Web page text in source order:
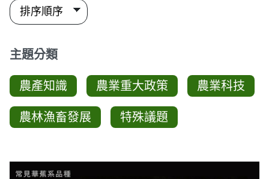
主題分類
農產知識 農業重大政策 農業科技
農林漁畜發展 特殊議題
圖卡列表